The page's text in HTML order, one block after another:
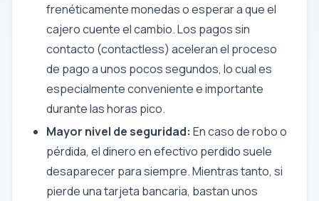
frenéticamente monedas o esperar a que el
cajero cuente el cambio. Los pagos sin
contacto (contactless) aceleran el proceso
de pago a unos pocos segundos, lo cual es
especialmente conveniente e importante
durante las horas pico.
Mayor nivel de seguridad: En caso de robo o
pérdida, el dinero en efectivo perdido suele
desaparecer para siempre. Mientras tanto, si
pierde una tarjeta bancaria, bastan unos